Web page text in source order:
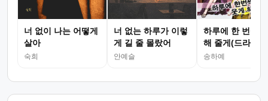
너 없이 나는 어떻게
살아
숙희
너 없는 하루가 이렇
게 길 줄 몰랐어
안예슬
하루에 한 번씩
해 줄게(드라마
송하예